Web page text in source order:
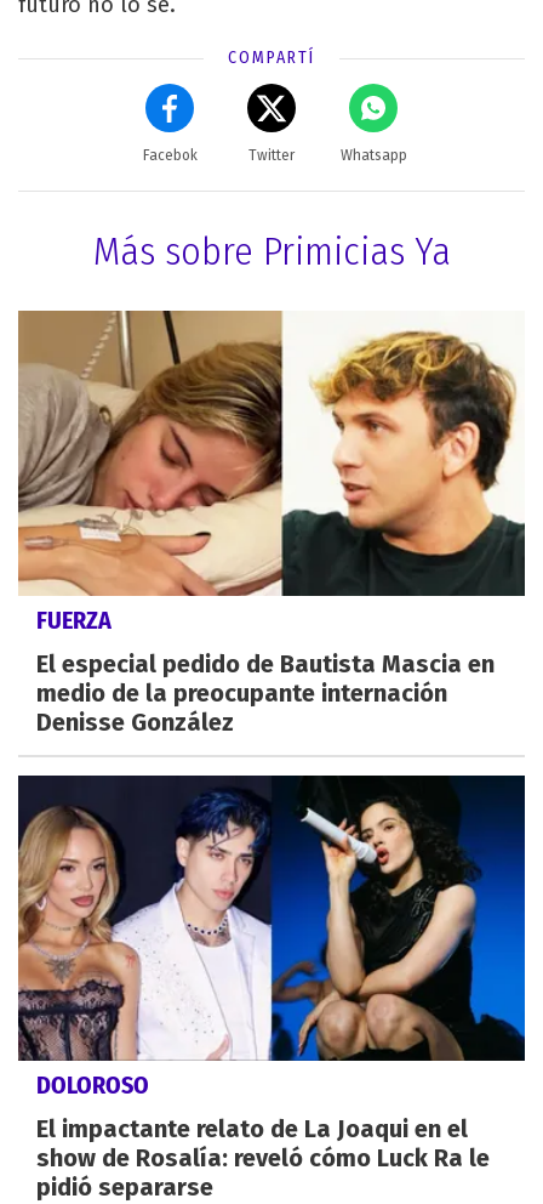
COMPARTÍ
Facebok Twitter Whatsapp
Más sobre Primicias Ya
FUERZA
El especial pedido de Bautista Mascia en
medio de la preocupante internación
Denisse González
DOLOROSO
El impactante relato de La Joaqui en el
show de Rosalía: reveló cómo Luck Ra le
pidió separarse